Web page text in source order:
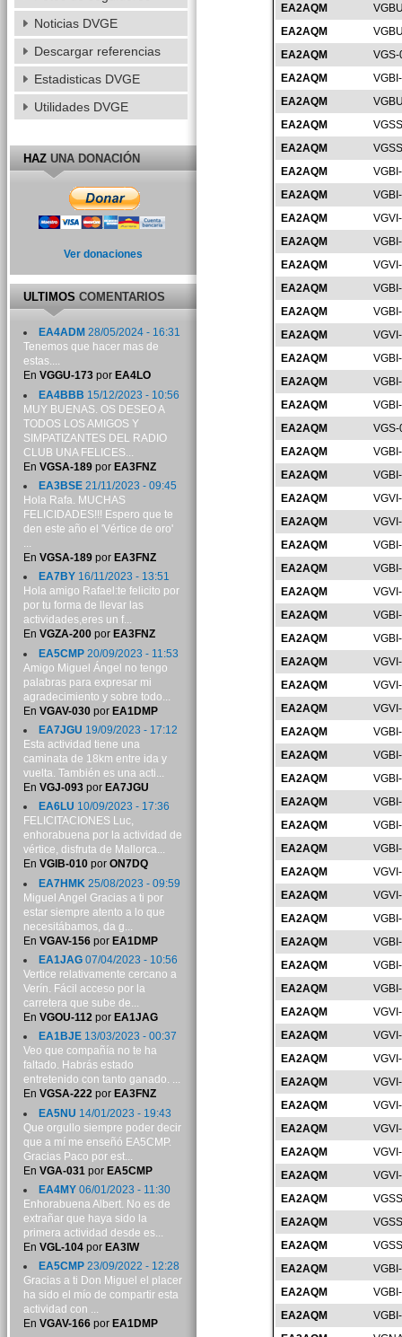
EA2AQM
EA2AQM
EA2AQM
EA2AQM
EA2AQM
EA2AQM
EA2AQM
EA2AQM
EA2AQM
EA2AQM
EA2AQM
EA2AQM
EA2AQM
EA2AQM
EA2AQM
EA2AQM
EA2AQM
EA2AQM
EA2AQM
EA2AQM
EA2AQM
EA2AQM
EA2AQM
EA2AQM
EA2AQM
EA2AQM
EA2AQM
EA2AQM
EA2AQM
EA2AQM
EA2AQM
EA2AQM
EA2AQM
EA2AQM
EA2AQM
EA2AQM
EA2AQM
EA2AQM
EA2AQM
EA2AQM
EA2AQM
EA2AQM
EA2AQM
EA2AQM
EA2AQM
EA2AQM
EA2AQM
EA2AQM
EA2AQM
EA2AQM
EA2AQM
EA2AQM
EA2AQM
EA2AQM
EA2AQM
EA2AQM
EA2AQM
Noticias DVGE
Descargar referencias
Estadisticas DVGE
Utilidades DVGE
HAZUNA DONACIÓN
Ver donaciones
ULTIMOSCOMENTARIOS
EA4ADM 28/05/2024 - 16:31
Tenemos que hacer mas de
estas....
En VGGU-173por EA4LO
EA4BBB 15/12/2023 - 10:56
MUY BUENAS. OS DESEO A
TODOS LOS AMIGOS Y
SIMPATIZANTES DEL RADIO
CLUB UNA FELICES...
En VGSA-189por EA3FNZ
EA3BSE21/11/2023 - 09:45
Hola Rafa. MUCHAS
FELICIDADES!!! Espero que te
den este año el 'Vértice de oro'
...
En VGSA-189por EA3FNZ
EA7BY16/11/2023 - 13:51
Hola amigo Rafael:te felicito por
por tu forma de llevar las
actividades,eres un f...
En VGZA-200por EA3FNZ
EA5CMP20/09/2023 - 11:53
Amigo Miguel Ángel no tengo
palabras para expresar mi
agradecimiento y sobre todo...
En VGAV-030por EA1DMP
EA7JGU 19/09/2023 - 17:12
Esta actividad tiene una
caminata de 18km entre ida y
vuelta. También es una acti...
En VGJ-093por EA7JGU
EA6LU 10/09/2023 - 17:36
FELICITACIONES Luc,
enhorabuena por la actividad de
vértice, disfruta de Mallorca...
En VGIB-010por ON7DQ
EA7HMK 25/08/2023 - 09:59
Miguel Angel Gracias a ti por
estar siempre atento a lo que
necesitábamos, da g...
En VGAV-156por EA1DMP
EA1JAG07/04/2023 - 10:56
Vertice relativamente cercano a
Verín. Fácil acceso por la
carretera que sube de...
En VGOU-112por EA1JAG
EA1BJE13/03/2023 - 00:37
Veo que compañía no te ha
faltado. Habrás estado
entretenido con tanto ganado. ...
En VGSA-222por EA3FNZ
EA5NU 14/01/2023 - 19:43
Que orgullo siempre poder decir
que a mí me enseñó EA5CMP.
Gracias Paco por est...
En VGA-031 por EA5CMP
EA4MY06/01/2023 - 11:30
Enhorabuena Albert. No es de
extrañar que haya sido la
primera actividad desde es...
En VGL-104por EA3IW
EA5CMP23/09/2022 - 12:28
Gracias a ti Don Miguel el placer
ha sido el mío de compartir esta
actividad con ...
En VGAV-166por EA1DMP